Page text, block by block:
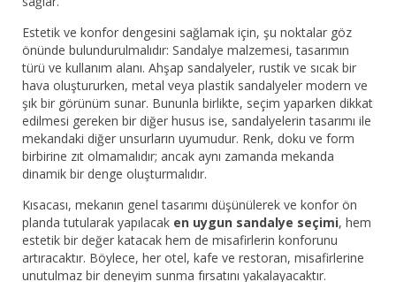
Estetik ve konfor dengesini sağlamak için, şu noktalar göz
önünde bulundurulmalıdır: Sandalye malzemesi, tasarımın
türü ve kullanım alanı. Ahşap sandalyeler, rustik ve sıcak bir
hava oluştururken, metal veya plastik sandalyeler modern ve
şık bir görünüm sunar. Bununla birlikte, seçim yaparken dikkat
edilmesi gereken bir diğer husus ise, sandalyelerin tasarımı ile
mekandaki diğer unsurların uyumudur. Renk, doku ve form
birbirine zıt olmamalıdır; ancak aynı zamanda mekanda
dinamik bir denge oluşturmalıdır.
Kısacası, mekanın genel tasarımı düşünülerek ve konfor ön
planda tutularak yapılacak en uygun sandalye seçimi, hem
estetik bir değer katacak hem de misafirlerin konforunu
artıracaktır. Böylece, her otel, kafe ve restoran, misafirlerine
unutulmaz bir deneyim sunma fırsatını yakalayacaktır.